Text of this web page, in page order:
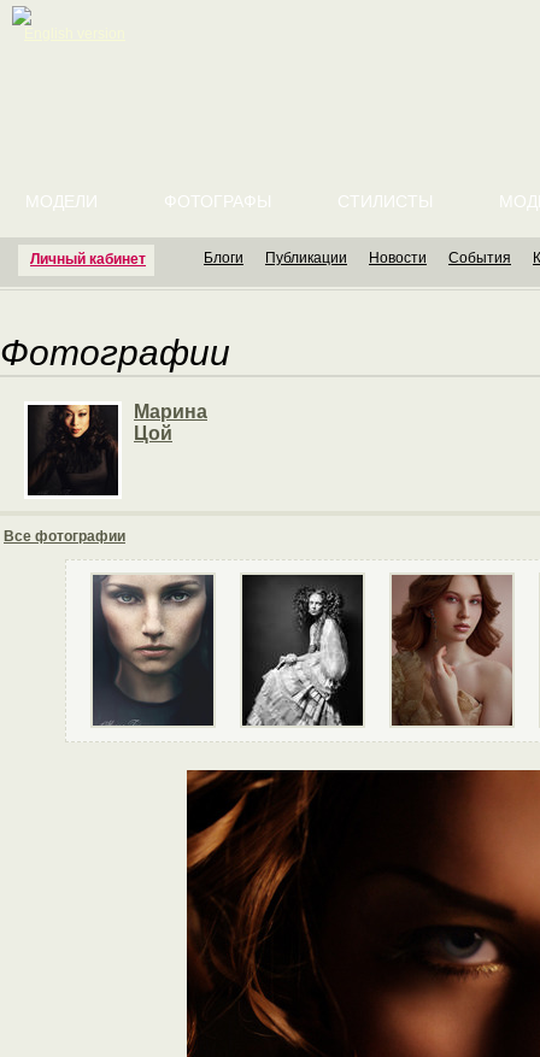
Личный кабинет
МОДЕЛИ ФОТОГРАФЫ СТИЛИСТЫ
Блоги Публикации Новости События
Фотографии
Марина
Цой
Все фотографии